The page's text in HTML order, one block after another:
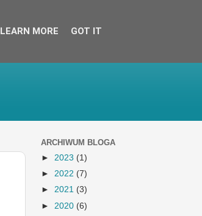
ARCHIWUM BLOGA
► 2023 (1)
► 2022 (7)
► 2021 (3)
► 2020 (6)
LEARN MORE GOT IT